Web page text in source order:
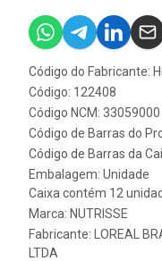
Código do Fabricante:
Código: 122408
Código NCM: 33059000
Código de Barras do
Código de Barras da
Embalagem: Unidade
Caixa contém 12
Marca: NUTRISSE
Fabricante:
LOREAL
LTDA